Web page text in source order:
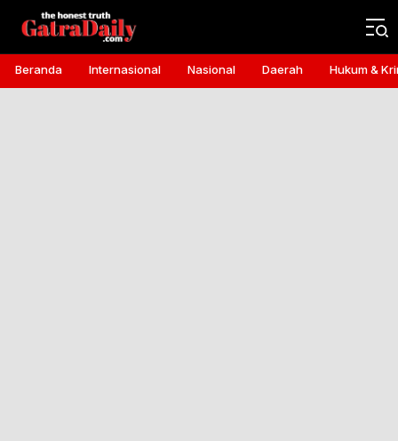
Gatra Daily
the honest truth
Beranda Internasional Nasional Daerah Hukum &